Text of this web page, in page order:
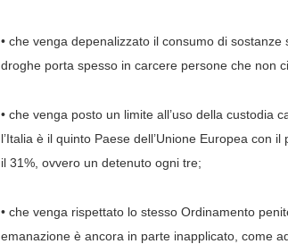
• che venga depenalizzato il consumo di
droghe porta spesso in carcere persone che non
• che venga posto un limite all’uso della custodia
l’Italia è il quinto Paese dell’Unione Europea con
il 31%, ovvero un detenuto ogni tre;
• che venga rispettato lo stesso Ordinamento
emanazione è ancora in parte inapplicato, come